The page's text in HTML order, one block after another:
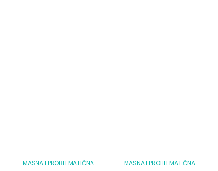
MASNA I PROBLEMATIČNA MASNA I PROBLEMATIČNA